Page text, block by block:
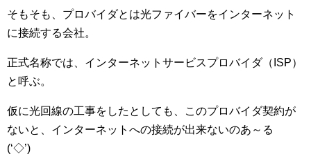
そもそも、プロバイダとは光ファイバーをインターネット
に接続する会社。
正式名称では、インターネットサービスプロバイダ（ISP）
と呼ぶ。
仮に光回線の工事をしたとしても、このプロバイダ契約が
ないと、インターネットへの接続が出来ないのあ～る
(‘◇’)ゞ